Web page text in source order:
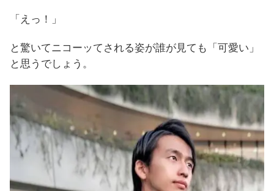
「えっ！」
と驚いてニコーッてされる姿が誰が見ても「可愛い」
と思うでしょう。